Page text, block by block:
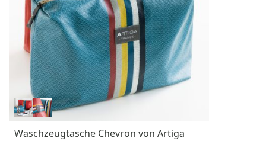
Waschzeugtasche Chevron von Artiga